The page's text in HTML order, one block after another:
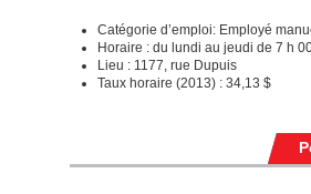
Catégorie d’emploi: Employé
Horaire : du lundi au jeudi de 7 h
Lieu : 1177, rue Dupuis
Taux horaire (2013) : 34,13 $